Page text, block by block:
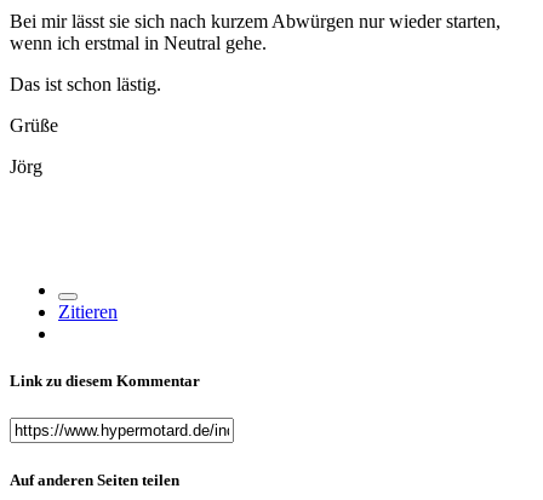
Bei mir lässt sie sich nach kurzem Abwürgen nur wieder starten,
wenn ich erstmal in Neutral gehe.
Das ist schon lästig.
Grüße
Jörg
Zitieren
Link zu diesem Kommentar
Auf anderen Seiten teilen